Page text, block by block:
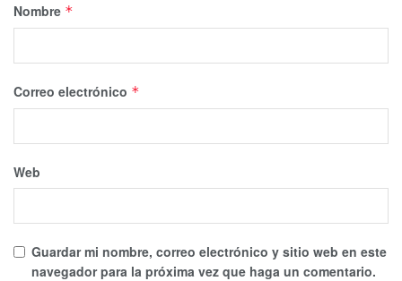
Nombre *
Correo electrónico *
Web
Guardar mi nombre, correo electrónico y sitio web en este
navegador para la próxima vez que haga un comentario.